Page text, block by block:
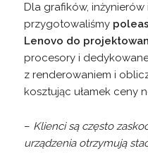
Dla grafików,
przygotowaliśmy
Lenovo do
procesory i
z renderowaniem i
kosztując ułamek ceny
– Klienci są często
urządzenia otrzymują